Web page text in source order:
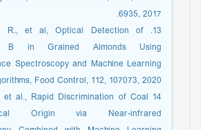
6935, 2017.
F. R., et al, Optical Detection of
B in Grained Almonds Using
Spectroscopy and Machine Learning
Food Control, 112, 107073, 2020.
et al., Rapid Discrimination of Coal
Origin via Near-infrared